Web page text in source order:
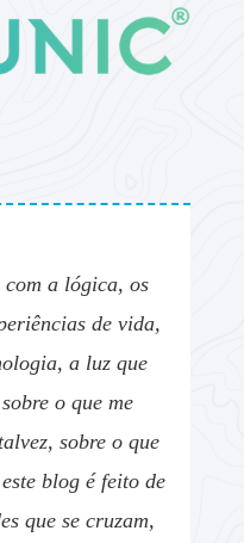
a lógica, os
de vida,
a luz que
o que me
sobre o que
blog é feito de
que se cruzam,